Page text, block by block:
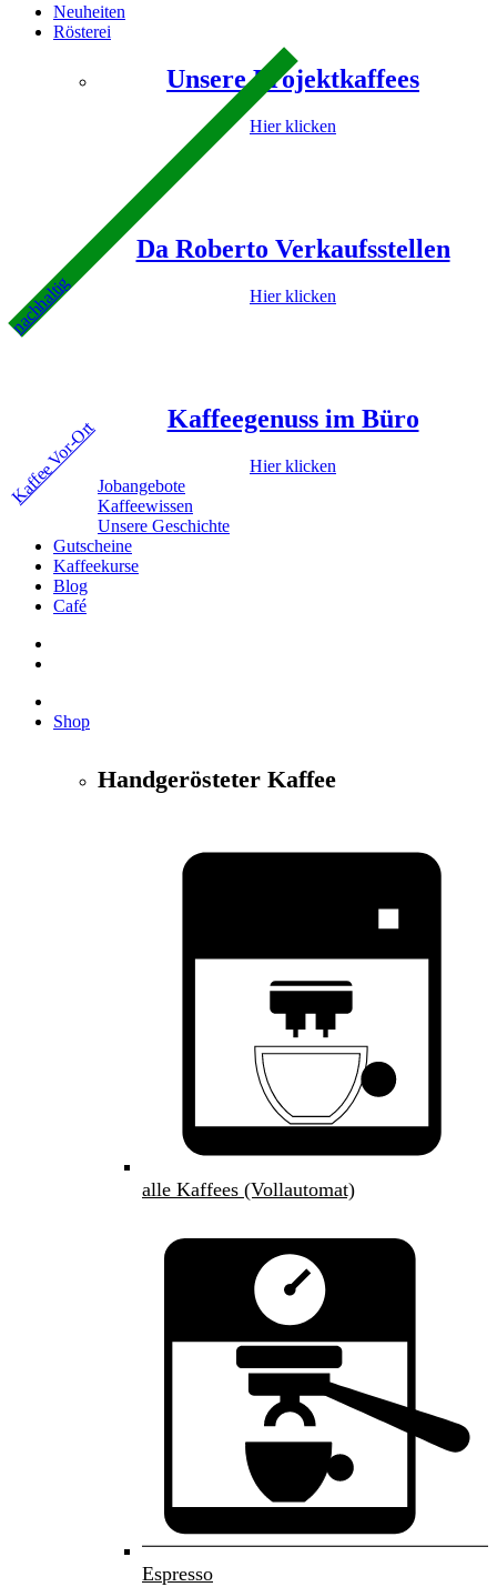
Neuheiten
Rösterei
Unsere Projektkaffees
Hier klicken
nachhaltig
Da Roberto Verkaufsstellen
Hier klicken
Kaffee Vor-Ort Kaffeegenuss im Büro
Hier klicken
Jobangebote
Kaffeewissen
Unsere Geschichte
Gutscheine
Kaffeekurse
Blog
Café
Shop
Handgerösteter Kaffee
alle Kaffees (Vollautomat)
Espresso